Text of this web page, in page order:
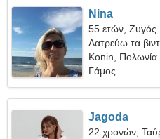
Nina
55 ετών, Ζυγός
Λατρεύω τα
Konin, Πολωνία
Γάμος
Jagoda
22 χρονών,